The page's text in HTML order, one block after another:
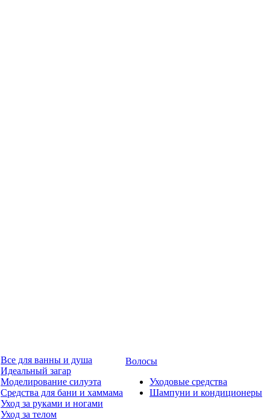
Все для ванны и душа
Идеальный загар
Моделирование силуэта
Средства для бани и хаммама
Уход за руками и ногами
Уход за телом
Волосы
Уходовые средства
Шампуни и кондиционеры